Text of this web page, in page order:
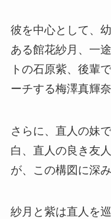
彼を中心として、
ある館花紗月、一
トの石原紫、後輩
ーチする梅澤真輝
さらに、直人の妹
白、直人の良き友
が、この構図に深
紗月と紫は直人を